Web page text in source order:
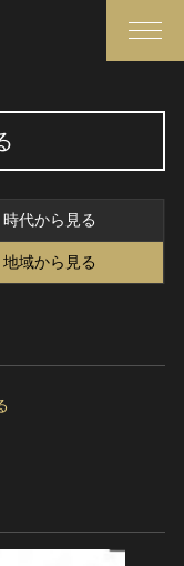
さらに詳細検索
関連記事等
美術館の皆さまへ
ご挨拶
時代から見る
地域から見る